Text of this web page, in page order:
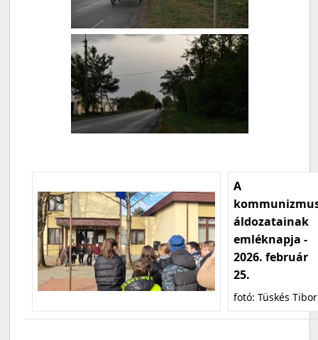
A
áldozatainak
emléknapja -
2026. február
25.
fotó: Tüskés Tibor